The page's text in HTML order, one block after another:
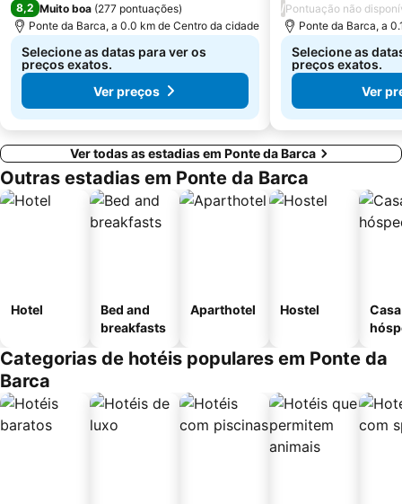
Castelo de Santiago da Barra
Igreja de Joane
Paróquia São Miguel das Caldas de Vizela
Mosteiro de Landim
8,2 Muito boa (277 pontuações)
Ponte da Barca, a 0.0 km de Centro da cidade
Selecione as datas para ver os
preços exatos.
Ver preços
/Pontuação não
Ponte da Barca, a
Selecione as
preços exatos.
Ver
Ver todas as estadias em Ponte da Barca
Outras estadias em Ponte da Barca
Hotel
Bed and
breakfasts
Aparthotel Hostel
Categorias de hotéis populares em Ponte da
Barca